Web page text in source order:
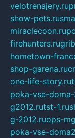
velotrenajery.ru
show-pets.ru
miraclecoon.ru
firehunters.ru
hometown-
shop-garena.ru
one-life-story.ru
poka-vse-
g2012.rutst-1.ru
g-2012.ruops-
poka-vse-